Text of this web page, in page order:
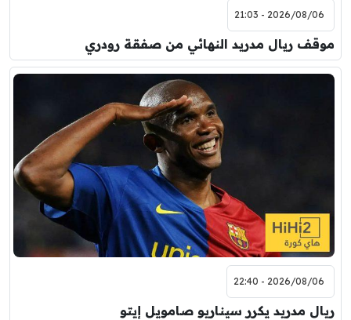
2026/08/06 - 21:03
موقف ريال مدريد النهائي من صفقة رودري
2026/08/06 - 22:40
ريال مدريد يكرر سيناريو صامويل إيتو